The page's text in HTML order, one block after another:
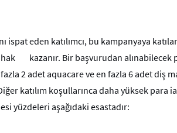
ispat eden katılımcı, bu kampanyaya
kazanır. Bir başvurudan
2 adet aquacare ve en fazla 6 adet diş
katılım koşullarınca daha yüksek para
yüzdeleri aşağıdaki esastadır: